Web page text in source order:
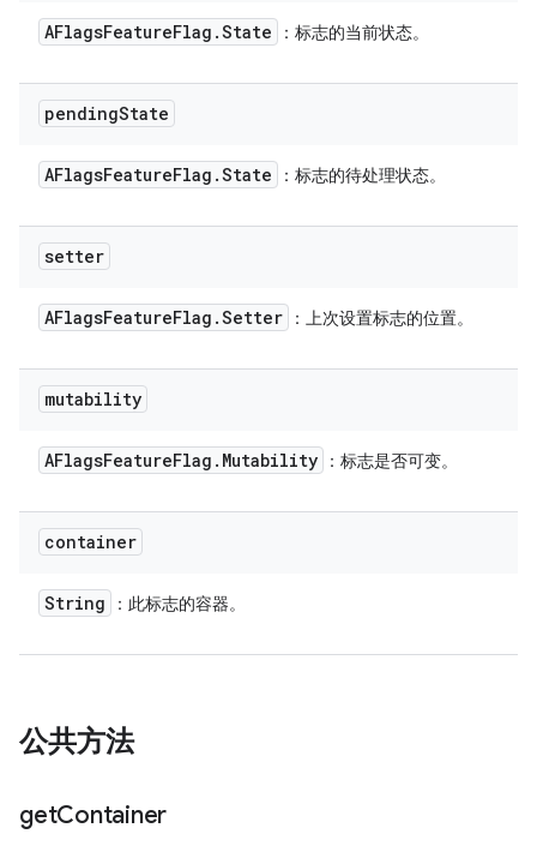
AFlagsFeatureFlag .State ：标志的当前状态。
pendingState
AFlagsFeatureFlag .State ：标志的待处理状态。
setter
AFlagsFeatureFlag .Setter ：上次设置标志的位置。
mutability
AFlagsFeatureFlag . Mutability ：标志是否可变。
container
String ：此标志的容器。
公共方法
getContainer